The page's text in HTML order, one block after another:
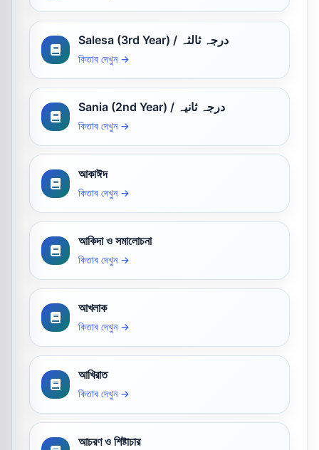
Salesa (3rd Year) / درجہ ثالثہ
কিতাব দেখুন →
Sania (2nd Year) / درجہ ثانیہ
কিতাব দেখুন →
আকাঈদ
কিতাব দেখুন →
আকিদা ও সমালোচনা
কিতাব দেখুন →
আখলাক
কিতাব দেখুন →
আখিরাত
কিতাব দেখুন →
আচরণ ও শিষ্টাচার